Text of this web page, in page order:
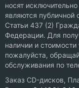
носят
являются
Статьи 437 (2)
Федерации. Для
наличии и
пожалуйста,
обслуживания по
Заказ CD-дисков,